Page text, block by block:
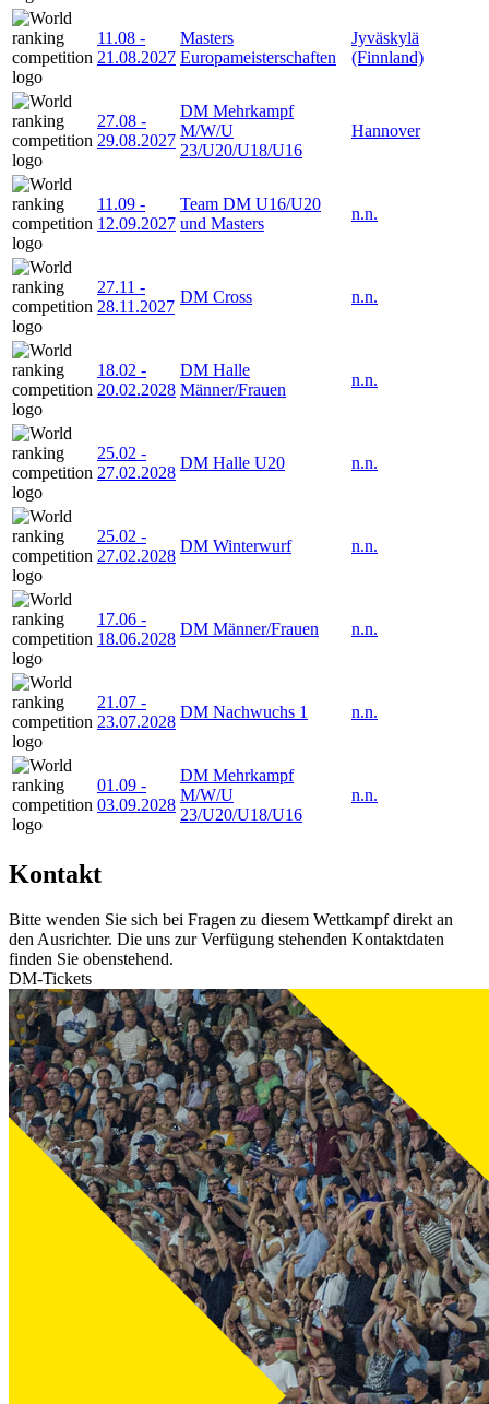
11.08 -
21.08.2027
Masters
Europameisterschaften
Jyväskylä
(Finnland)
27.08 -
29.08.2027
DM Mehrkampf
M/W/U
23/U20/U18/U16
Hannover
11.09 -
12.09.2027
Team DM U16/U20
und Masters
n.n.
27.11 -
28.11.2027
DM Cross n.n.
18.02 -
20.02.2028
DM Halle
Männer/Frauen
n.n.
25.02 -
27.02.2028
DM Halle U20 n.n.
25.02 -
27.02.2028
DM Winterwurf n.n.
17.06 -
18.06.2028
DM Männer/Frauen n.n.
21.07 -
23.07.2028
DM Nachwuchs 1 n.n.
01.09 -
03.09.2028
DM Mehrkampf
M/W/U
23/U20/U18/U16
n.n.
Kontakt
Bitte wenden Sie sich bei Fragen zu diesem Wettkampf direkt an
den Ausrichter. Die uns zur Verfügung stehenden Kontaktdaten
finden Sie obenstehend.
DM-Tickets